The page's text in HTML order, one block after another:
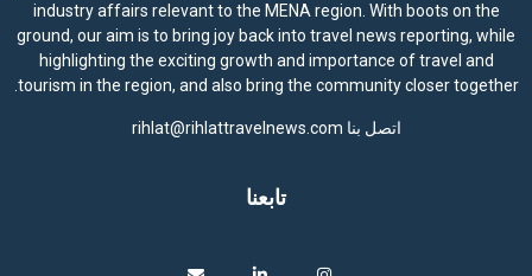
industry affairs relevant to the MENA region. With boots on the
ground, our aim is to bring joy back into travel news reporting, while
highlighting the exciting growth and importance of travel and
tourism in the region, and also bring the community closer together.
اتصل بنا rihlat@rihlattravelnews.com
تابعنا